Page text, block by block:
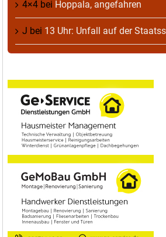
4×4 bei Hoppala, angefahren
J bei 13 Uhr: Unfall auf der